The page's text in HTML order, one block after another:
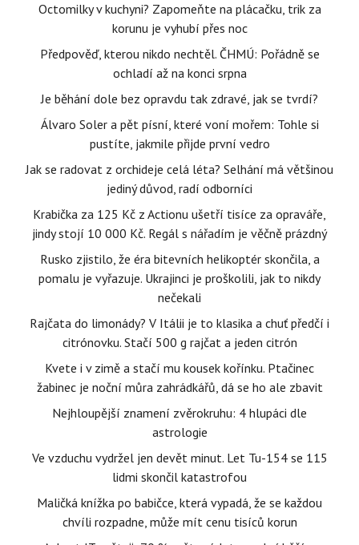
Octomilky v kuchyni? Zapomeňte na plácačku, trik za
korunu je vyhubí přes noc
Předpověď, kterou nikdo nechtěl. ČHMÚ: Pořádně se
ochladí až na konci srpna
Je běhání dole bez opravdu tak zdravé, jak se tvrdí?
Álvaro Soler a pět písní, které voní mořem: Tohle si
pustíte, jakmile přijde první vedro
Jak se radovat z orchideje celá léta? Selhání má většinou
jediný důvod, radí odborníci
Krabička za 125 Kč z Actionu ušetří tisíce za opraváře,
jindy stojí 10 000 Kč. Regál s nářadím je věčně prázdný
Rusko zjistilo, že éra bitevních helikoptér skončila, a
pomalu je vyřazuje. Ukrajinci je proškolili, jak to nikdy
nečekali
Rajčata do limonády? V Itálii je to klasika a chuť předčí i
citrónovku. Stačí 500 g rajčat a jeden citrón
Kvete i v zimě a stačí mu kousek kořínku. Ptačinec
žabinec je noční můra zahrádkářů, dá se ho ale zbavit
Nejhloupější znamení zvěrokruhu: 4 hlupáci dle
astrologie
Ve vzduchu vydržel jen devět minut. Let Tu-154 se 115
lidmi skončil katastrofou
Maličká knížka po babičce, která vypadá, že se každou
chvíli rozpadne, může mít cenu tisíců korun